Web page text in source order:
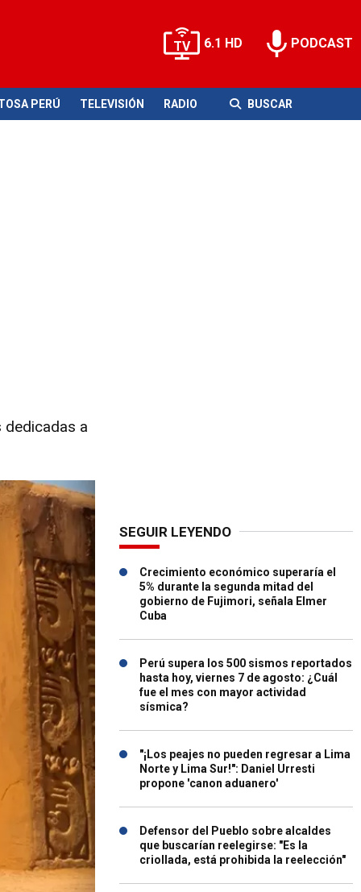
6.1 HD PODCAST
PERÚ TELEVISIÓN RADIO BUSCAR
dedicadas a
SEGUIR LEYENDO
Crecimiento económico superaría el
5% durante la segunda mitad del
gobierno de Fujimori, señala Elmer
Cuba
Perú supera los 500 sismos reportados
hasta hoy, viernes 7 de agosto: ¿Cuál
fue el mes con mayor actividad
sísmica?
"¡Los peajes no pueden regresar a Lima
Norte y Lima Sur!": Daniel Urresti
propone 'canon aduanero'
Defensor del Pueblo sobre alcaldes
que buscarían reelegirse: "Es la
criollada, está prohibida la reelección"